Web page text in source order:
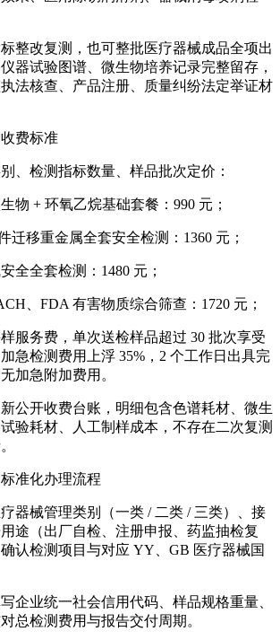
整改复测，也可整批医疗器械成品全项出
器试验图谱、微生物培养记录完整留存，
法核查、产品注册、质量纠纷法定举证材
费标准
、检测指标数量、样品批次定价：
物 + 环氧乙烷基础套餐：990 元；
迁移重金属全套安全检测：1360 元；
全全套检测：1480 元；
、FDA 有害物质综合筛查：1720 元；
服务费，单次送检样品超过 30 批次享受
急检测费用上浮 35%，2 个工作日出具完
加急附加费用。
公开收费台账，明细包含色谱耗材、微生
验耗材、人工制样成本，不存在二次复测
准化办理流程
器械管理类别（一类 / 二类 / 三类）、接
途（出厂自检、注册申报、药监抽检复
认检测项目与对应 YY、GB 医疗器械国
企业统一社会信用代码、样品规格重量、
总检测费用与报告交付周期。